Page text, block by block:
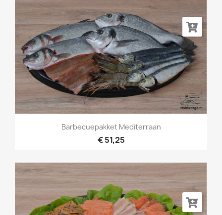
Barbecuepakket Mediterraan
€ 51,25